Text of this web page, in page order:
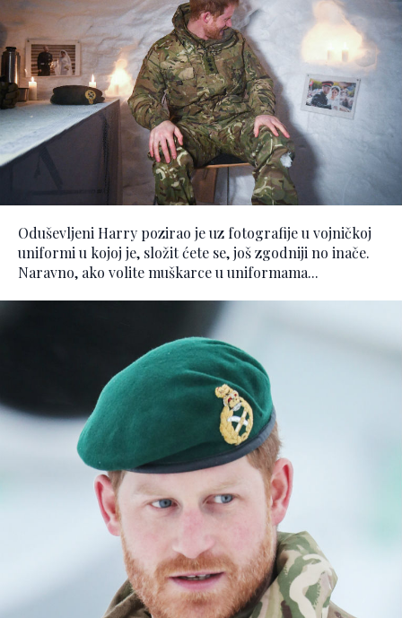
Oduševljeni Harry pozirao je uz fotografije u vojničkoj
uniformi u kojoj je, složit ćete se, još zgodniji no inače.
Naravno, ako volite muškarce u uniformama...